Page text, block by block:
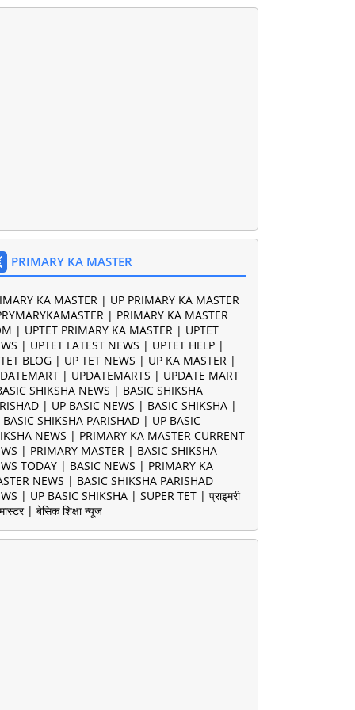
PRIMARY KA MASTER
KA MASTER | UP PRIMARY KA MASTER
| PRIMARY KA MASTER
| UPTET PRIMARY KA MASTER | UPTET
| UPTET LATEST NEWS | UPTET HELP |
BLOG | UP TET NEWS | UP KA MASTER |
| UPDATEMARTS | UPDATE MART
SHIKSHA NEWS | BASIC SHIKSHA
| UP BASIC NEWS | BASIC SHIKSHA |
BASIC SHIKSHA PARISHAD | UP BASIC
NEWS | PRIMARY KA MASTER CURRENT
| PRIMARY MASTER | BASIC SHIKSHA
TODAY | BASIC NEWS | PRIMARY KA
NEWS | BASIC SHIKSHA PARISHAD
| UP BASIC SHIKSHA | SUPER TET | प्राइमरी
| बेसिक शिक्षा न्यूज